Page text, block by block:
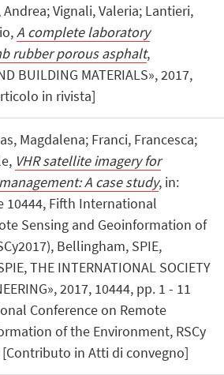
Vignali, Valeria; Lantieri,
A complete laboratory
rubber porous asphalt,
BUILDING MATERIALS», 2017,
in rivista]
Magdalena; Franci, Francesca;
VHR satellite imagery for
A case study, in:
10444, Fifth International
Sensing and Geoinformation of
Bellingham, SPIE,
THE INTERNATIONAL SOCIETY
2017, 10444, pp. 1 - 11
Conference on Remote
of the Environment, RSCy
[Contributo in Atti di convegno]